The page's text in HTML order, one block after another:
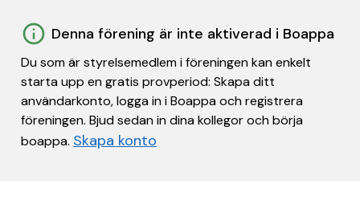
Denna förening är inte aktiverad i Boappa
Du som är styrelsemedlem i föreningen kan enkelt
starta upp en gratis provperiod: Skapa ditt
användarkonto, logga in i Boappa och registrera
föreningen. Bjud sedan in dina kollegor och börja
boappa. Skapa konto